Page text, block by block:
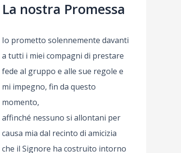
La nostra Promessa
Io prometto solennemente davanti
a tutti i miei compagni di prestare
fede al gruppo e alle sue regole e
mi impegno, fin da questo
momento,
affinché nessuno si allontani per
causa mia dal recinto di amicizia
che il Signore ha costruito intorno